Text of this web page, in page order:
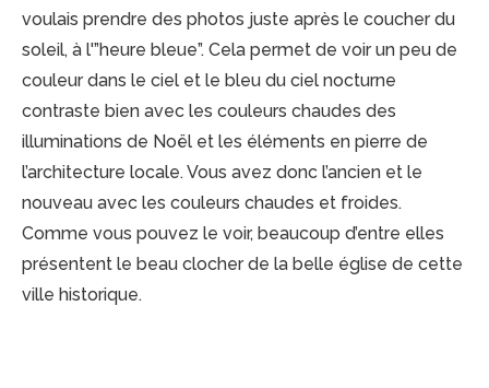
voulais prendre des photos juste après le coucher du
soleil, à l'”heure bleue”. Cela permet de voir un peu de
couleur dans le ciel et le bleu du ciel nocturne
contraste bien avec les couleurs chaudes des
illuminations de Noël et les éléments en pierre de
l’architecture locale. Vous avez donc l’ancien et le
nouveau avec les couleurs chaudes et froides.
Comme vous pouvez le voir, beaucoup d’entre elles
présentent le beau clocher de la belle église de cette
ville historique.